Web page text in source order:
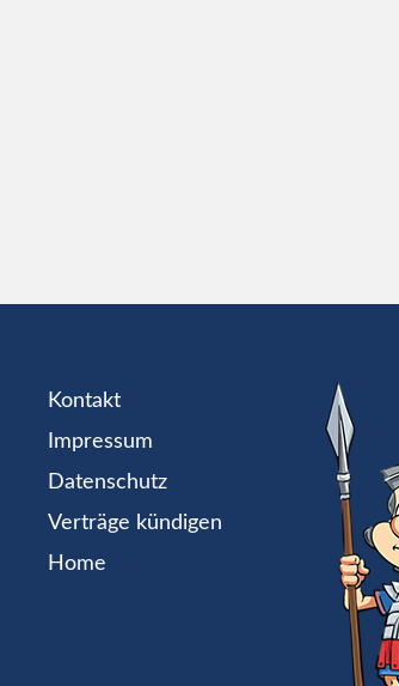
Kontakt
Impressum
Datenschutz
Verträge kündigen
Home